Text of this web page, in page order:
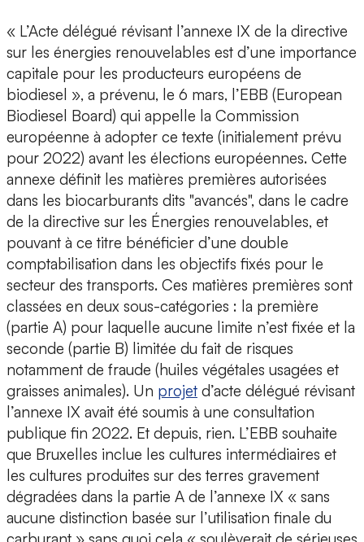
« L’Acte délégué révisant l’annexe IX de la directive
sur les énergies renouvelables est d’une importance
capitale pour les producteurs européens de
biodiesel », a prévenu, le 6 mars, l’EBB (European
Biodiesel Board) qui appelle la Commission
européenne à adopter ce texte (initialement prévu
pour 2022) avant les élections européennes. Cette
annexe définit les matières premières autorisées
dans les biocarburants dits "avancés", dans le cadre
de la directive sur les Énergies renouvelables, et
pouvant à ce titre bénéficier d’une double
comptabilisation dans les objectifs fixés pour le
secteur des transports. Ces matières premières sont
classées en deux sous-catégories : la première
(partie A) pour laquelle aucune limite n’est fixée et la
seconde (partie B) limitée du fait de risques
notamment de fraude (huiles végétales usagées et
graisses animales). Un projet d’acte délégué révisant
l’annexe IX avait été soumis à une consultation
publique fin 2022. Et depuis, rien. L’EBB souhaite
que Bruxelles inclue les cultures intermédiaires et
les cultures produites sur des terres gravement
dégradées dans la partie A de l’annexe IX « sans
aucune distinction basée sur l’utilisation finale du